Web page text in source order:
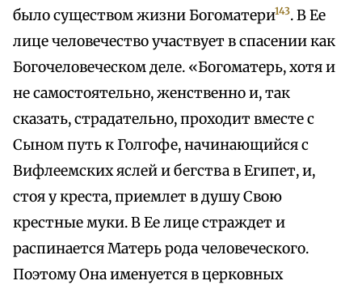
было существом жизни Богоматери143. В Ее
лице человечество участвует в спасении как
Богочеловеческом деле. «Богоматерь, хотя и
не самостоятельно, женственно и, так
сказать, страдательно, проходит вместе с
Сыном путь к Голгофе, начинающийся с
Вифлеемских яслей и бегства в Египет, и,
стоя у креста, приемлет в душу Свою
крестные муки. В Ее лице страждет и
распинается Матерь рода человеческого.
Поэтому Она именуется в церковных